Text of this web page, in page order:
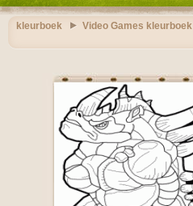
kleurboek Video Games kleurboek